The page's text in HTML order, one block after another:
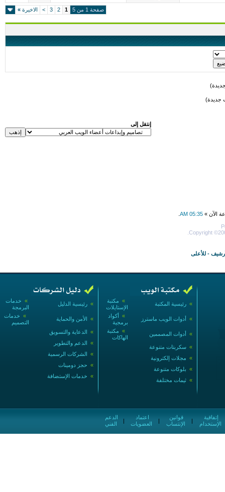
صفحة 1 من 5 1
2
3
> الاخيرة »
جديدة)
إنتقل إلى
الآن » 05:35 AM
Copyright
- للأعلى
» خدمات
البرمجة
» رئيسية الدليل
» خدمات
التصميم
» الأمن والحماية
» الدعاية والتسويق
» الدعم والتطوير
» الشركات الرسمية
» حجز دومينات
» خدمات الإستضافة
» مكتبة
الإستايلات
» رئيسية المكتبة
» أكواد
برمجية
» أدوات الويب ماسترز
» مكتبة
الهاكات
» أدوات المصممين
» سكربتات متنوعة
» مجلات إلكترونية
» بلوكات متنوعة
» ثيمات مختلفة
الفني
|
العضويات
|
الإنتساب
|
الإستخدام